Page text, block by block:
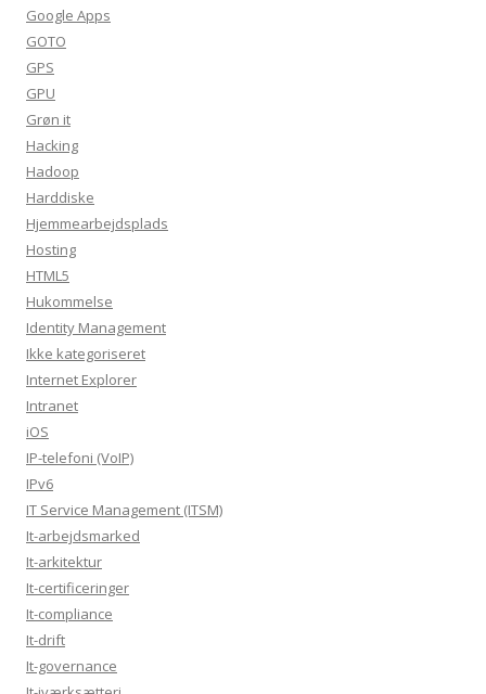
Google Apps
GOTO
GPS
GPU
Grøn it
Hacking
Hadoop
Harddiske
Hjemmearbejdsplads
Hosting
HTML5
Hukommelse
Identity Management
Ikke kategoriseret
Internet Explorer
Intranet
iOS
IP-telefoni (VoIP)
IPv6
IT Service Management (ITSM)
It-arbejdsmarked
It-arkitektur
It-certificeringer
It-compliance
It-drift
It-governance